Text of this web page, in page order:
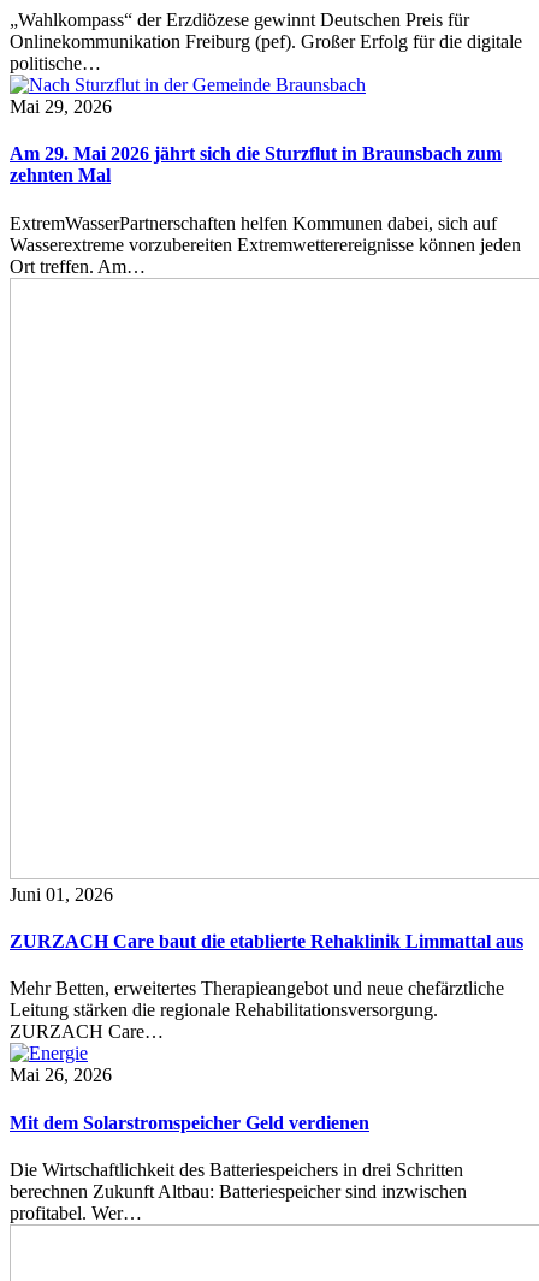
„Wahlkompass“ der Erzdiözese gewinnt Deutschen Preis für
Onlinekommunikation Freiburg (pef). Großer Erfolg für die digitale
politische…
Mai 29, 2026
Am 29. Mai 2026 jährt sich die Sturzflut in Braunsbach zum
zehnten Mal
ExtremWasserPartnerschaften helfen Kommunen dabei, sich auf
Wasserextreme vorzubereiten Extremwetterereignisse können jeden
Ort treffen. Am…
Juni 01, 2026
ZURZACH Care baut die etablierte Rehaklinik Limmattal aus
Mehr Betten, erweitertes Therapieangebot und neue chefärztliche
Leitung stärken die regionale Rehabilitationsversorgung.
ZURZACH Care…
Mai 26, 2026
Mit dem Solarstromspeicher Geld verdienen
Die Wirtschaftlichkeit des Batteriespeichers in drei Schritten
berechnen Zukunft Altbau: Batteriespeicher sind inzwischen
profitabel. Wer…